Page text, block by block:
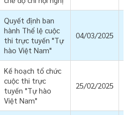
Quyết định ban
hành Thể lệ cuộc
thi trực tuyến "Tự
hào Việt Nam"
04/03/2025
Kế hoạch tổ chức
cuộc thi trực
tuyến "Tự hào
Việt Nam"
25/02/2025